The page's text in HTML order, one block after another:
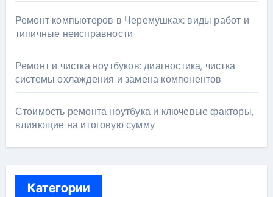
Ремонт компьютеров в Черемушках: виды работ и
типичные неисправности
Ремонт и чистка ноутбуков: диагностика, чистка
системы охлаждения и замена компонентов
Стоимость ремонта ноутбука и ключевые факторы,
влияющие на итоговую сумму
Категории